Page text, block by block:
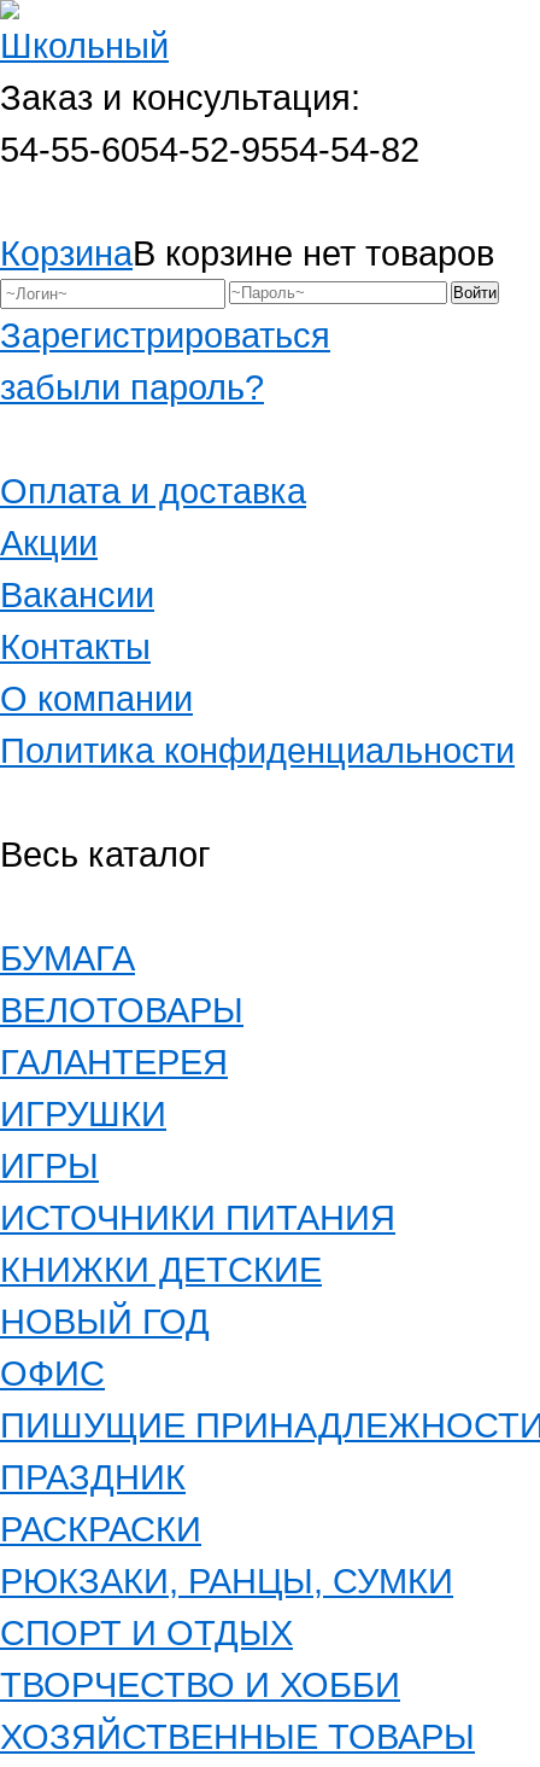
Заказ и консультация:
54-55-6054-52-9554-54-82
КорзинаВ корзине нет товаров
Зарегистрироваться
забыли пароль?
Оплата и доставка
Акции
Вакансии
Контакты
О компании
Политика конфиденциальности
Весь каталог
БУМАГА
ВЕЛОТОВАРЫ
ГАЛАНТЕРЕЯ
ИГРУШКИ
ИГРЫ
ИСТОЧНИКИ ПИТАНИЯ
КНИЖКИ ДЕТСКИЕ
НОВЫЙ ГОД
ОФИС
ПИШУЩИЕ
ПРАЗДНИК
РАСКРАСКИ
РЮКЗАКИ, РАНЦЫ, СУМКИ
СПОРТ И ОТДЫХ
ТВОРЧЕСТВО И ХОББИ
ХОЗЯЙСТВЕННЫЕ ТОВАРЫ